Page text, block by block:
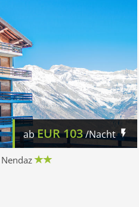
abEUR103/Nacht